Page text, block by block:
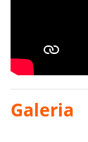
Galeria